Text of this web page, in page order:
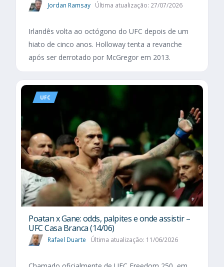
Jordan Ramsay Última atualização: 27/07/2026
Irlandês volta ao octógono do UFC depois de um
hiato de cinco anos. Holloway tenta a revanche
após ser derrotado por McGregor em 2013.
UFC
Poatan x Gane: odds, palpites e onde assistir –
UFC Casa Branca (14/06)
Rafael Duarte Última atualização: 11/06/2026